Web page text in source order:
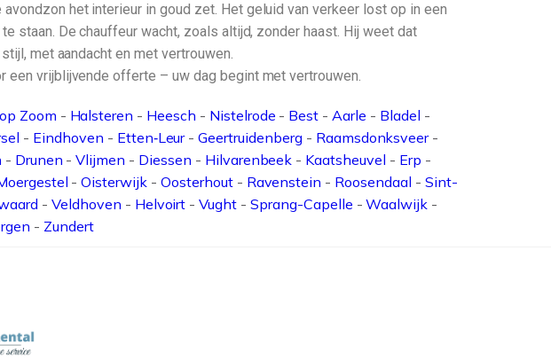
het interieur in goud zet. Het geluid van verkeer lost op in een
staan. De chauffeur wacht, zoals altijd, zonder haast. Hij weet dat
met aandacht en met vertrouwen.
een vrijblijvende offerte – uw dag begint met vertrouwen.
Zoom - Halsteren - Heesch - Nistelrode - Best -Aarle - Bladel -
- Eindhoven - Etten‑Leur-Geertruidenberg- Raamsdonksveer-
- Drunen -Vlijmen - Diessen - Hilvarenbeek - Kaatsheuvel - Erp -
-Oisterwijk -Oosterhout- Ravenstein - Roosendaal - Sint-
-Veldhoven - Helvoirt -Vught -Sprang-Capelle -Waalwijk -
- Zundert